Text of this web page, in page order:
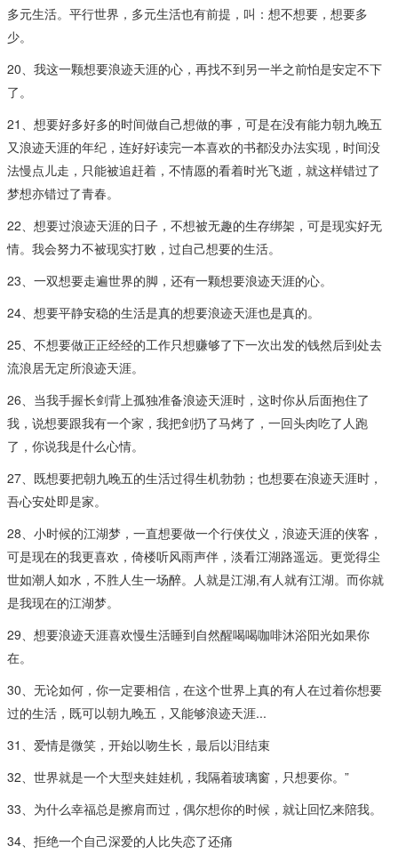
多元生活。平行世界，多元生活也有前提，叫：想不想要，想要多
少。
20、我这一颗想要浪迹天涯的心，再找不到另一半之前怕是安定不下
了。
21、想要好多好多的时间做自己想做的事，可是在没有能力朝九晚五
又浪迹天涯的年纪，连好好读完一本喜欢的书都没办法实现，时间没
法慢点儿走，只能被追赶着，不情愿的看着时光飞逝，就这样错过了
梦想亦错过了青春。
22、想要过浪迹天涯的日子，不想被无趣的生存绑架，可是现实好无
情。我会努力不被现实打败，过自己想要的生活。
23、一双想要走遍世界的脚，还有一颗想要浪迹天涯的心​。
24、想要平静安稳的生活是真的想要浪迹天涯也是真的。
25、不想要做正正经经的工作只想赚够了下一次出发的钱然后到处去
流浪居无定所浪迹天涯​。
26、当我手握长剑背上孤独准备浪迹天涯时，这时你从后面抱住了
我，说想要跟我有一个家，我把剑扔了马烤了，一回头肉吃了人跑
了，你说我是什么心情。
27、既想要把朝九晚五的生活过得生机勃勃；也想要在浪迹天涯时，
吾心安处即是家。​
28、小时候的江湖梦，一直想要做一个行侠仗义，浪迹天涯的侠客，
可是现在的我更喜欢，倚楼听风雨声伴，淡看江湖路遥远。更觉得尘
世如潮人如水，不胜人生一场醉。人就是江湖,有人就有江湖。而你就
是我现在的江湖梦。​
29、想要浪迹天涯喜欢慢生活睡到自然醒喝喝咖啡沐浴阳光如果你
在。
30、无论如何，你一定要相信，在这个世界上真的有人在过着你想要
过的生活，既可以朝九晚五，又能够浪迹天涯...​
31、爱情是微笑，开始以吻生长，最后以泪结束
32、世界就是一个大型夹娃娃机，我隔着玻璃窗，只想要你。”
33、为什么幸福总是擦肩而过，偶尔想你的时候，就让回忆来陪我。
34、拒绝一个自己深爱的人比失恋了还痛